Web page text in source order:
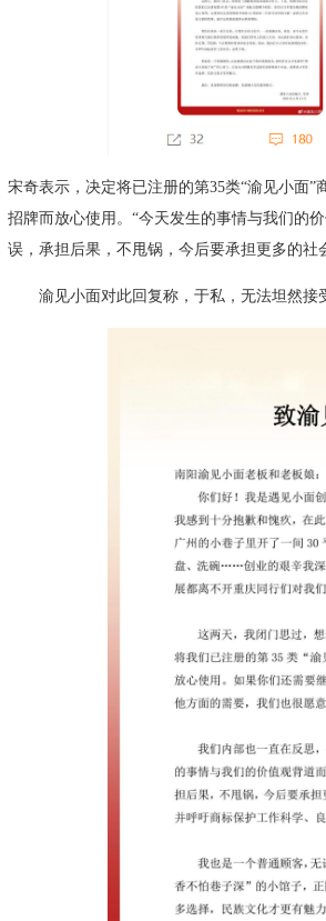
宋奇表示，决定将已注册的第35类“渝见小面
招牌而放心使用。“今天发生的事情与我们的
误，承担后果，不甩锅，今后要承担更多的
渝见小面对此回复称，于私，无法坦然接